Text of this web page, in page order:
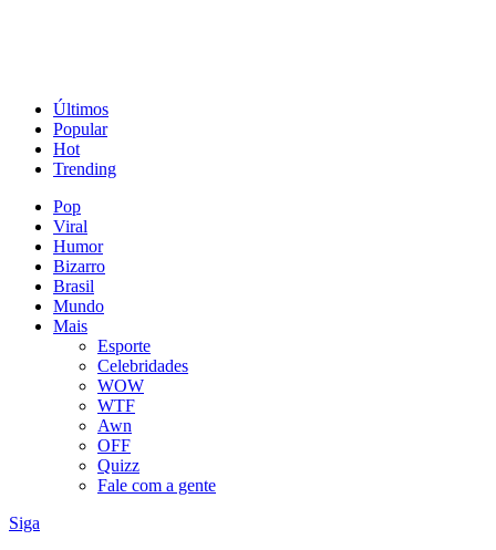
Últimos
Popular
Hot
Trending
Pop
Viral
Humor
Bizarro
Brasil
Mundo
Mais
Esporte
Celebridades
WOW
WTF
Awn
OFF
Quizz
Fale com a gente
Siga